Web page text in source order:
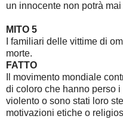
un innocente non potrà
MITO 5
I familiari delle vittime di
morte.
FATTO
Il movimento mondiale
di coloro che hanno perso
violento o sono stati loro
motivazioni etiche o